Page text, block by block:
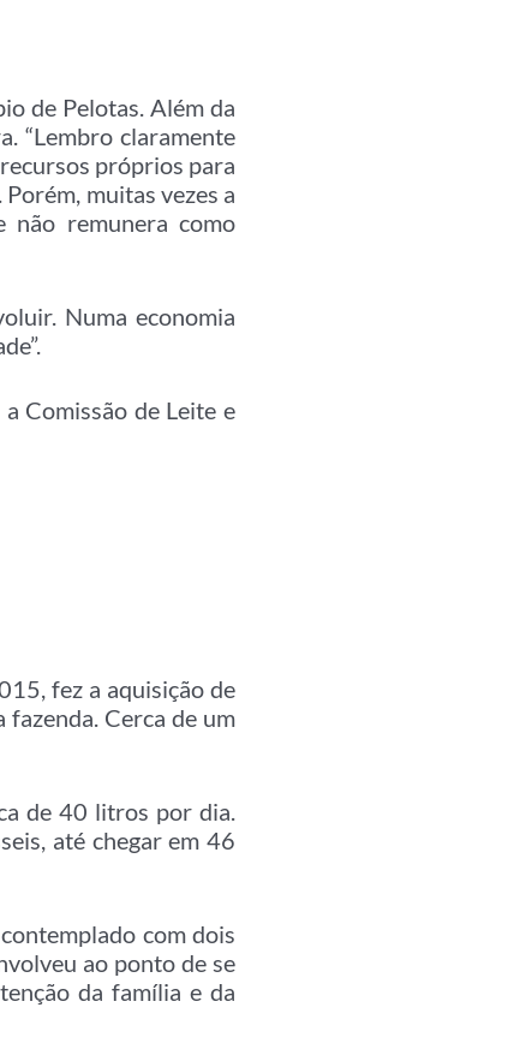
de Pelotas. Além da
“Lembro claramente
próprios para
muitas vezes a
não remunera como
Numa economia
Comissão de Leite e
fez a aquisição de
Cerca de um
de 40 litros por dia.
até chegar em 46
com dois
ao ponto de se
da família e da